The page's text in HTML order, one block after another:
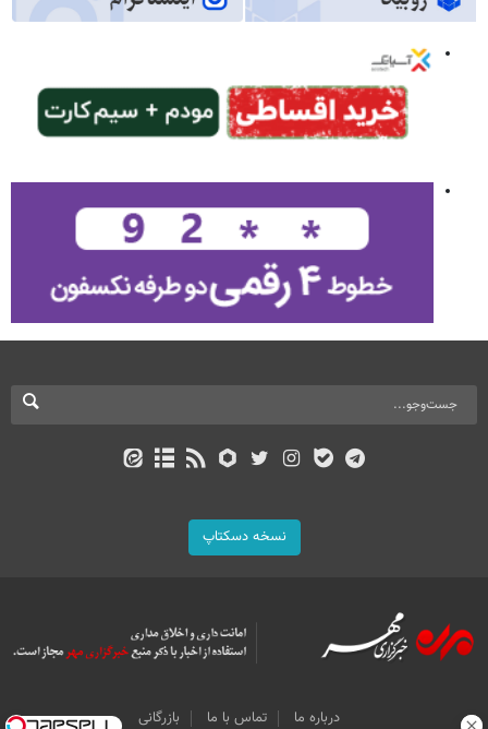
نسخه دسکتاپ
درباره ما تماس با ما بازرگانی